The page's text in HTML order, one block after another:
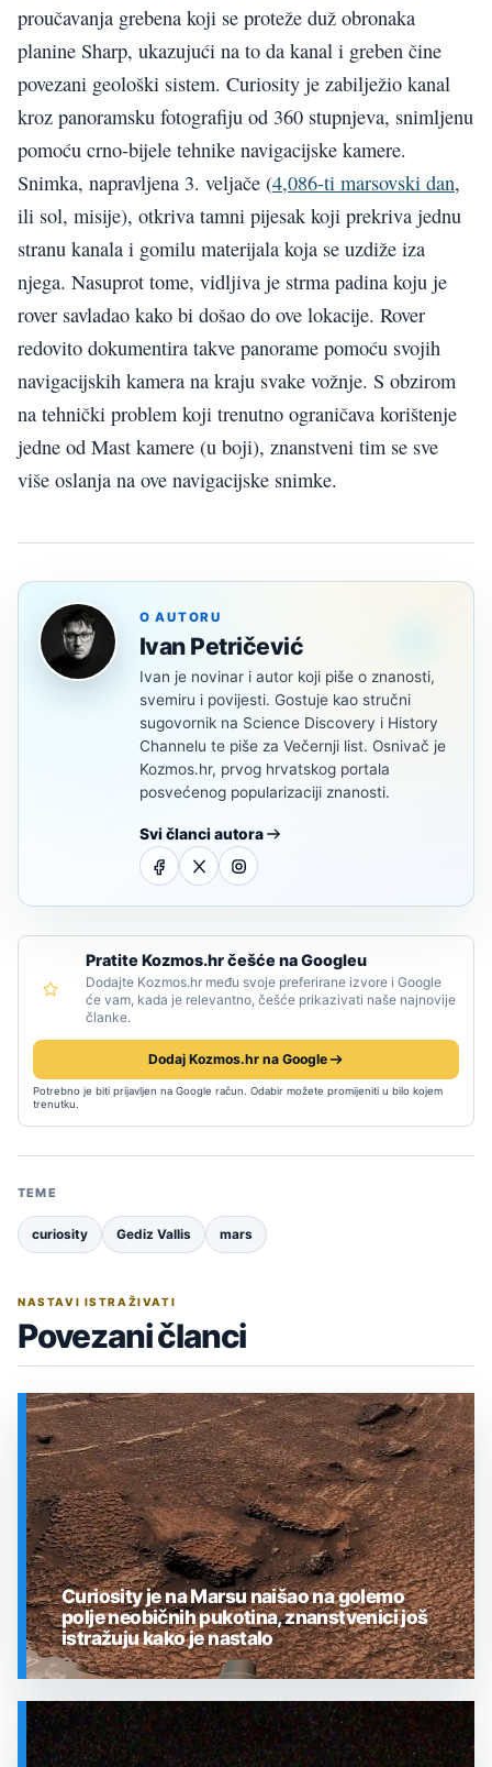
proučavanja grebena koji se proteže duž obronaka
planine Sharp, ukazujući na to da kanal i greben čine
povezani geološki sistem. Curiosity je zabilježio kanal
kroz panoramsku fotografiju od 360 stupnjeva, snimljenu
pomoću crno-bijele tehnike navigacijske kamere.
Snimka, napravljena 3. veljače (4,086-ti marsovski dan,
ili sol, misije), otkriva tamni pijesak koji prekriva jednu
stranu kanala i gomilu materijala koja se uzdiže iza
njega. Nasuprot tome, vidljiva je strma padina koju je
rover savladao kako bi došao do ove lokacije. Rover
redovito dokumentira takve panorame pomoću svojih
navigacijskih kamera na kraju svake vožnje. S obzirom
na tehnički problem koji trenutno ograničava korištenje
jedne od Mast kamere (u boji), znanstveni tim se sve
više oslanja na ove navigacijske snimke.
O AUTORU
Ivan Petričević
Ivan je novinar i autor koji piše o znanosti,
svemiru i povijesti. Gostuje kao stručni
sugovornik na Science Discovery i History
Channelu te piše za Večernji list. Osnivač je
Kozmos.hr, prvog hrvatskog portala
posvećenog popularizaciji znanosti.
Svi članci autora
Pratite Kozmos.hr češće na Googleu
Dodajte Kozmos.hr među svoje preferirane izvore i Google
će vam, kada je relevantno, češće prikazivati naše najnovije
članke.
Dodaj Kozmos.hr na Google
Potrebno je biti prijavljen na Google račun. Odabir možete promijeniti u bilo kojem
trenutku.
TEME
curiosity Gediz Vallis mars
NASTAVI ISTRAŽIVATI
Povezani članci
SVEMIR
Curiosity je na Marsu naišao na golemo
polje neobičnih pukotina, znanstvenici još
istražuju kako je nastalo